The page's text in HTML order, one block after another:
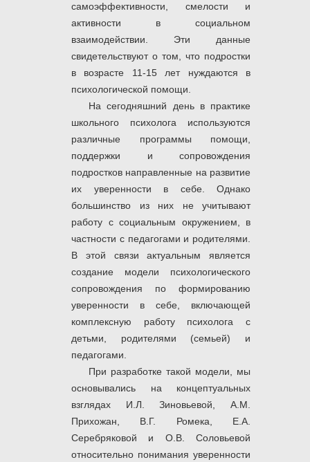
самоэффективности, смелости и
активности в социальном
взаимодействии. Эти данные
свидетельствуют о том, что подростки
в возрасте 11-15 лет нуждаются в
психологической помощи.
На сегодняшний день в практике
школьного психолога используются
различные программы помощи,
поддержки и сопровождения
подростков направленные на развитие
их уверенности в себе. Однако
большинство из них не учитывают
работу с социальным окружением, в
частности с педагогами и родителями.
В этой связи актуальным является
создание модели психологического
сопровождения по формированию
уверенности в себе, включающей
комплексную работу психолога с
детьми, родителями (семьей) и
педагогами.
При разработке такой модели, мы
основывались на концептуальных
взглядах И.Л. Зиновьевой, А.М.
Прихожан, В.Г. Ромека, Е.А.
Серебряковой и О.В. Соловьевой
относительно понимания уверенности